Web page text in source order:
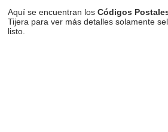
Aquí se encuentran los Códigos
Tijera para ver más detalles solamente
listo.